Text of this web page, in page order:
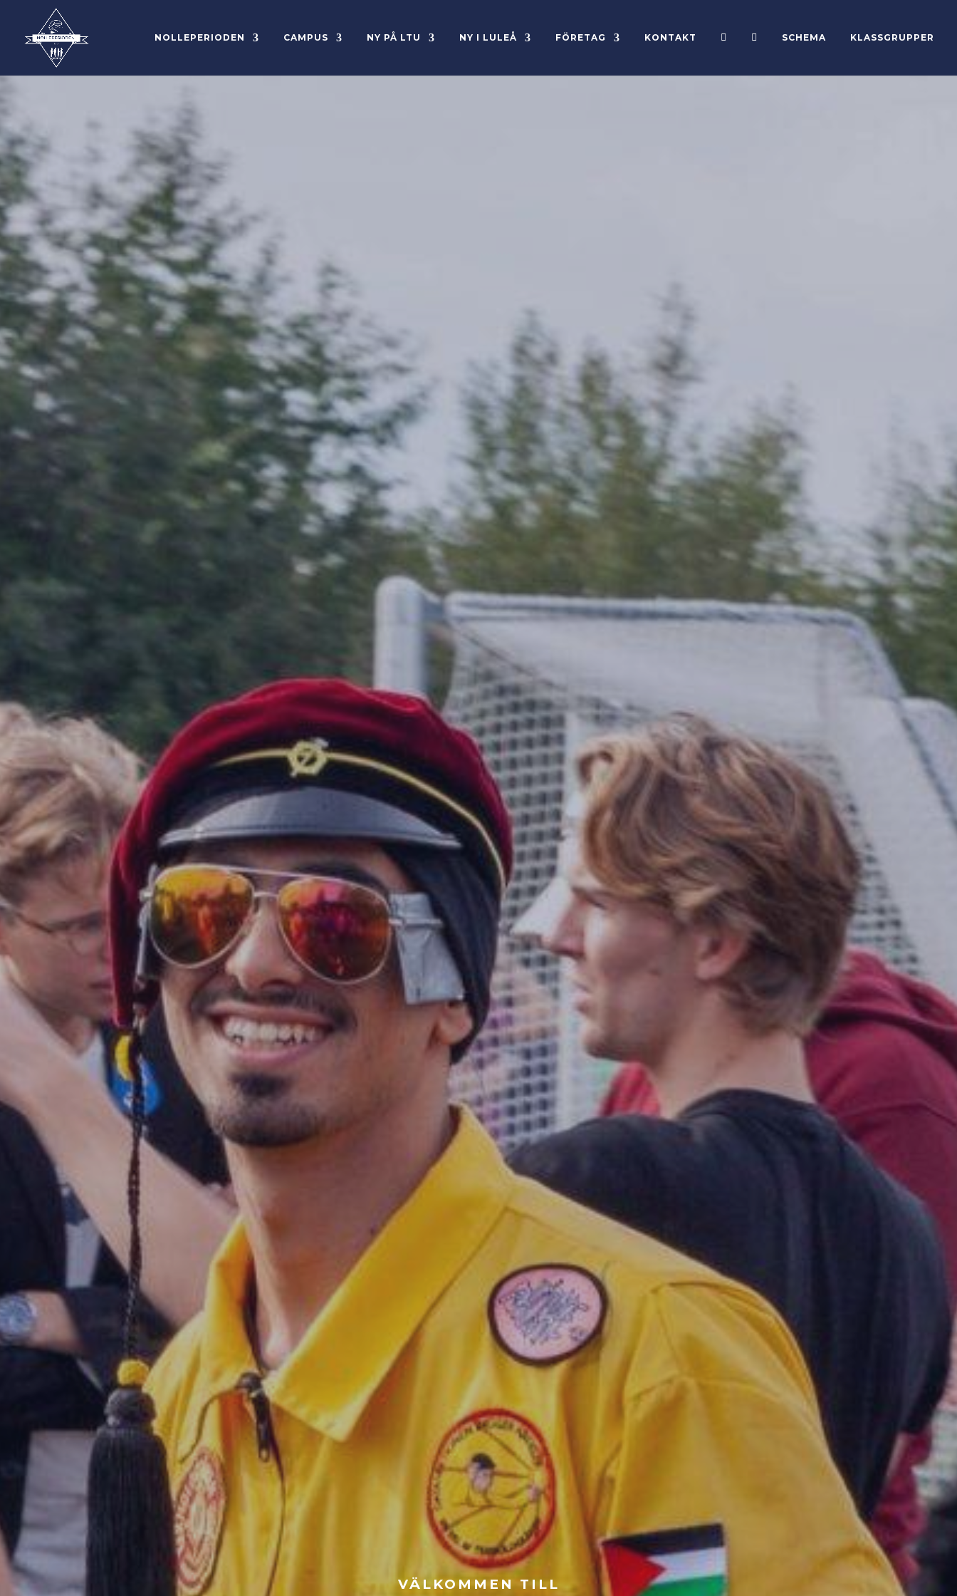
NOLLEPERIODEN CAMPUS NY PÅ LTU NY I LULEÅ FÖRETAG KONTAKT   SCHEMA KLASSGRUPPER
VÄLKOMMEN TILL